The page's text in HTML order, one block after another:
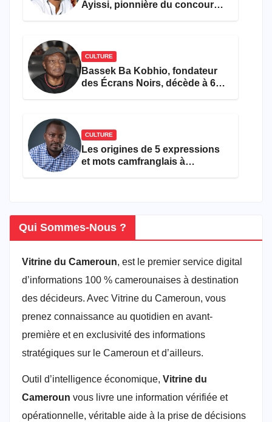
Ayissi, pionnière du concours
CULTURE
Bassek Ba Kobhio, fondateur
des Écrans Noirs, décède à 69
CULTURE
Les origines de 5 expressions
et mots camfranglais à
Qui Sommes-Nous ?
Vitrine du Cameroun, est le premier service digital
d’informations 100 % camerounaises à destination
des décideurs. Avec Vitrine du Cameroun, vous
prenez connaissance au quotidien en avant-
première et en exclusivité des informations
stratégiques sur le Cameroun et d’ailleurs.
Outil d’intelligence économique, Vitrine du
Cameroun vous livre une information vérifiée et
opérationnelle, véritable aide à la prise de décisions